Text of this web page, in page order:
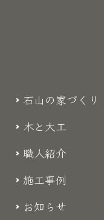
石山の家づくり
木と大工
職人紹介
施工事例
お知らせ